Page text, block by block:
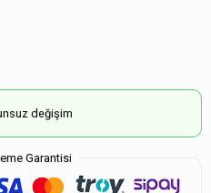
değişim
Garantisi